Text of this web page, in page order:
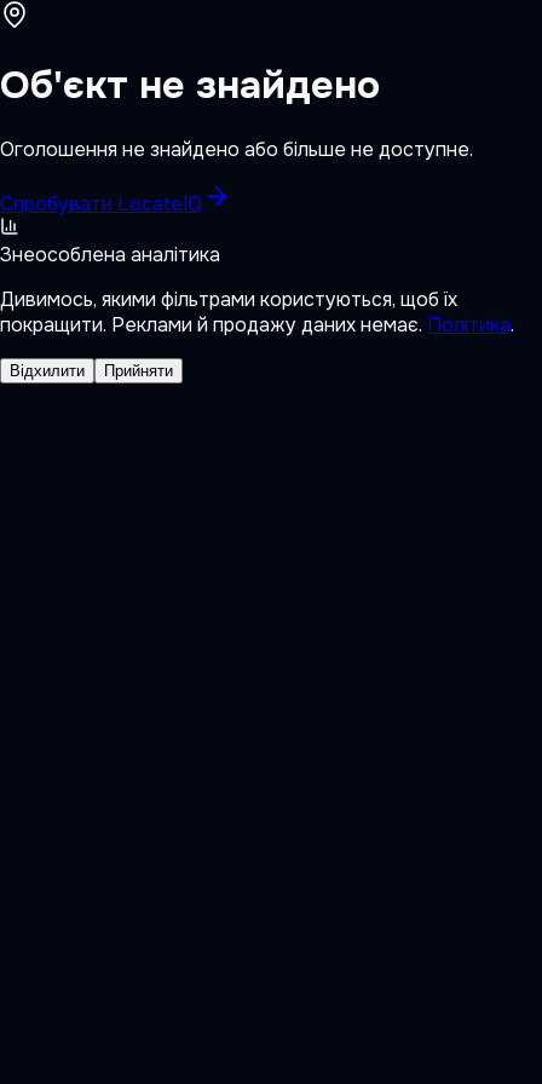
Об'єкт не знайдено
Оголошення не знайдено або більше не доступне.
Спробувати LocateIQ
Знеособлена аналітика
Дивимось, якими фільтрами користуються, щоб їх
покращити. Реклами й продажу даних немає. Політика.
Відхилити Прийняти